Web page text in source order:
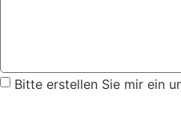
Bitte erstellen Sie mir ein